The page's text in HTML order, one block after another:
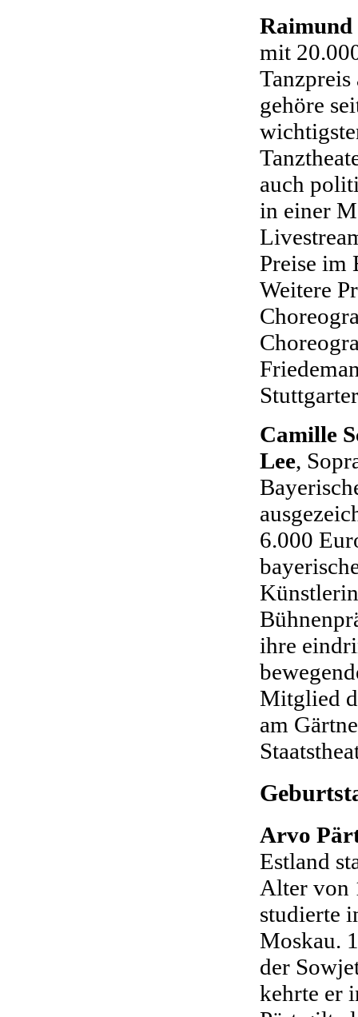
Raimund
mit
gehöre
auch
in einer
Preise im
Weitere
Camille
Lee,
6.000
ihre
Mitglied
am
Arvo
Estland
Alter von
studierte
Moskau.
der
kehrte er